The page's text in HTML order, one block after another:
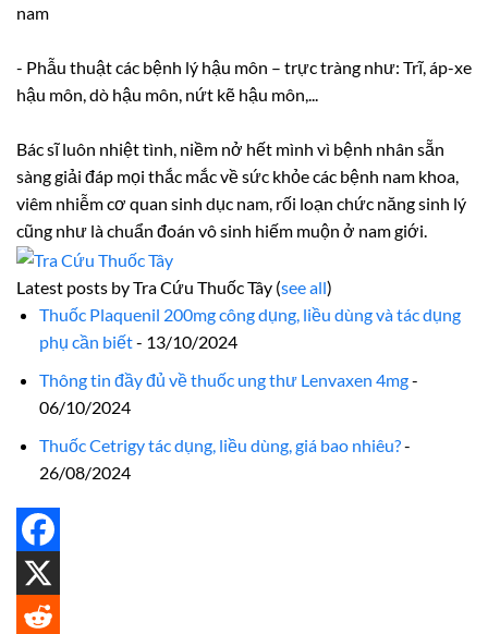
nam
- Phẫu thuật các bệnh lý hậu môn – trực tràng như: Trĩ, áp-xe
hậu môn, dò hậu môn, nứt kẽ hậu môn,...
Bác sĩ luôn nhiệt tình, niềm nở hết mình vì bệnh nhân sẵn
sàng giải đáp mọi thắc mắc về sức khỏe các bệnh nam khoa,
viêm nhiễm cơ quan sinh dục nam, rối loạn chức năng sinh lý
cũng như là chuẩn đoán vô sinh hiếm muộn ở nam giới.
Latest posts by Tra Cứu Thuốc Tây (see all)
Thuốc Plaquenil 200mg công dụng, liều dùng và tác dụng
phụ cần biết- 13/10/2024
Thông tin đầy đủ về thuốc ung thư Lenvaxen 4mg-
06/10/2024
Thuốc Cetrigy tác dụng, liều dùng, giá bao nhiêu?-
26/08/2024